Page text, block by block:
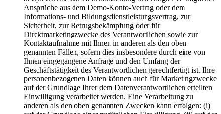
Ansprüche aus dem Demo-Konto-Vertrag oder dem
Informations- und Bildungsdienstleistungsvertrag, zur
Sicherheit, zur Betrugsbekämpfung oder für
Direktmarketingzwecke des Verantwortlichen sowie zur
Kontaktaufnahme mit Ihnen in anderen als den oben
genannten Fällen, sofern dies insbesondere durch eine von
Ihnen eingegangene Anfrage und den Umfang der
Geschäftstätigkeit des Verantwortlichen gerechtfertigt ist. Ihre
personenbezogenen Daten können auch für Marketingzwecke
auf der Grundlage Ihrer dem Datenverantwortlichen erteilten
Einwilligung verarbeitet werden. Eine Verarbeitung zu
anderen als den oben genannten Zwecken kann erfolgen: (i)